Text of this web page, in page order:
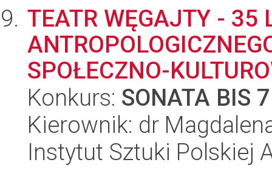
TEATR WĘGAJTY - 35
SPOŁECZNO-
Konkurs: SONATA BIS 7
Kierownik: dr
Instytut Sztuki Polskiej